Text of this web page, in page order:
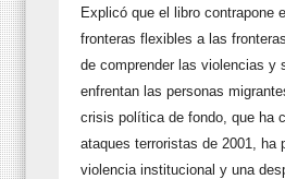
Explicó que el libro contrapone
fronteras flexibles a las
de comprender las violencias y
enfrentan las personas
crisis política de fondo, que ha
ataques terroristas de 2001, ha
violencia institucional y una